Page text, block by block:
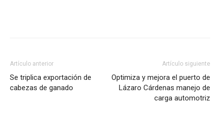
Artículo anterior
Se triplica exportación de
cabezas de ganado
Artículo siguiente
Optimiza y mejora el puerto de
Lázaro Cárdenas manejo de
carga automotriz